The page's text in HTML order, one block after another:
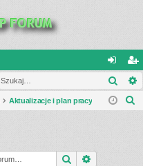
al
og
ar
ej
Aktualizacje i plan pracy
Szukaj